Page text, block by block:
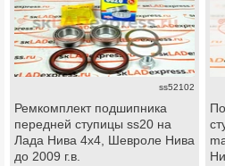
ss52102
Ремкомплект подшипника
передней ступицы ss20 на
Лада Нива 4х4, Шевроле Нива
до 2009 г.в.